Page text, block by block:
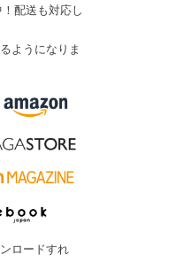
配送も対応し
ようになりま
ロードすれ